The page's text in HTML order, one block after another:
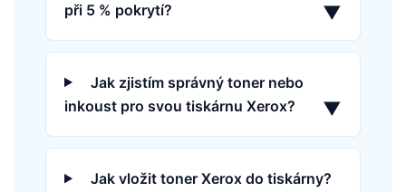
při 5 % pokrytí?
▼
Jak zjistím správný toner nebo
inkoust pro svou tiskárnu Xerox?
▼
Jak vložit toner Xerox do tiskárny?